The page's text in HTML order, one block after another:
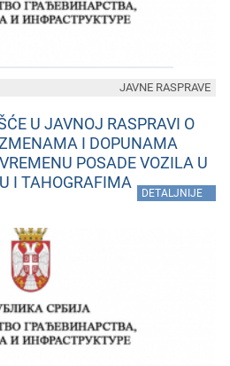
U JAVNOJ RASPRAVI O
I DOPUNAMA
POSADE VOZILA U
I TAHOGRAFIMA
DETALJNIJE
JAVNE RASPRAVE